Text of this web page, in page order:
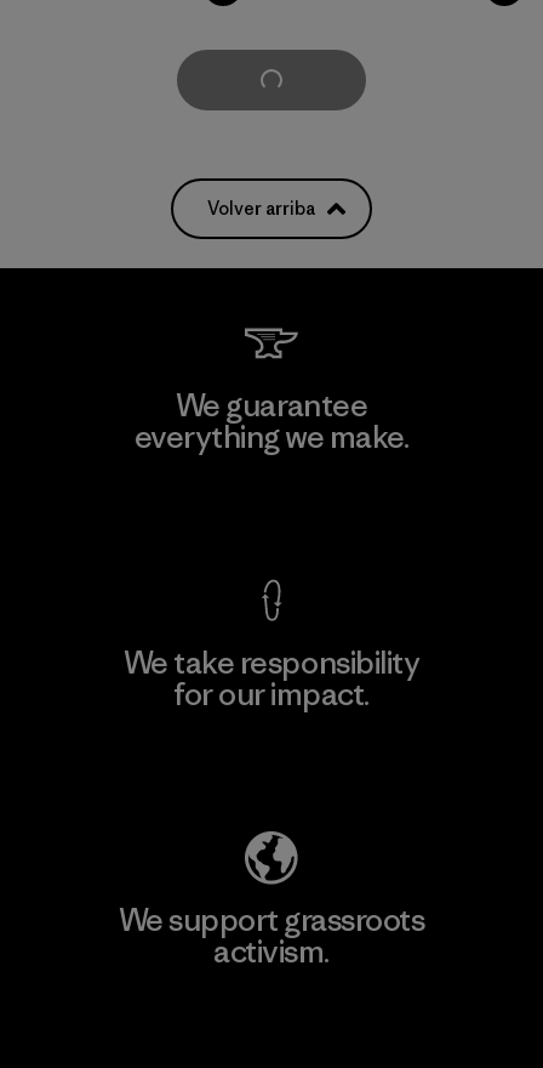
Cargar Más
Volver arriba
We guarantee
everything we make.
We take responsibility
for our impact.
We support grassroots
activism.